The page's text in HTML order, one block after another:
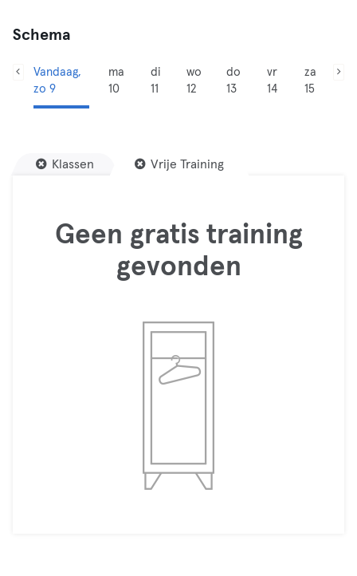
Schema
Vandaag,
zo 9
ma
10
di
11
wo
12
do
13
vr
14
za
15
Klassen Vrije Training
Geen gratis training
gevonden